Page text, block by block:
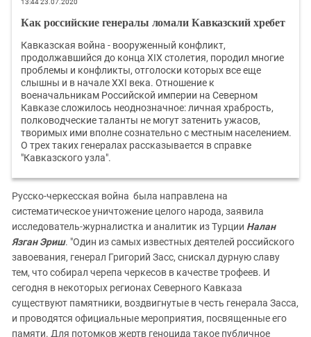
13:44 23.07.2020
Как российские генералы ломали Кавказский хребет
Кавказская война - вооруженный конфликт,
продолжавшийся до конца XIX столетия, породил многие
проблемы и конфликты, отголоски которых все еще
слышны и в начале XXI века. Отношение к
военачальникам Российской империи на Северном
Кавказе сложилось неоднозначное: личная храбрость,
полководческие таланты не могут затенить ужасов,
творимых ими вполне сознательно с местным населением.
О трех таких генералах рассказывается в справке
"Кавказского узла".
Русско-черкесская война была направлена на
систематическое уничтожение целого народа, заявила
исследователь-журналистка и аналитик из Турции Налан
Язган Эриш. "Один из самых известных деятелей российского
завоевания, генерал Григорий Засс, снискал дурную славу
тем, что собирал черепа черкесов в качестве трофеев. И
сегодня в некоторых регионах Северного Кавказа
существуют памятники, воздвигнутые в честь генерала Засса,
и проводятся официальные мероприятия, посвященные его
памяти. Для потомков жертв геноцида такое публичное